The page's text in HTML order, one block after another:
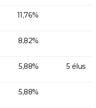
11,76%
8,82%
5,88% 5 élus
5,88%